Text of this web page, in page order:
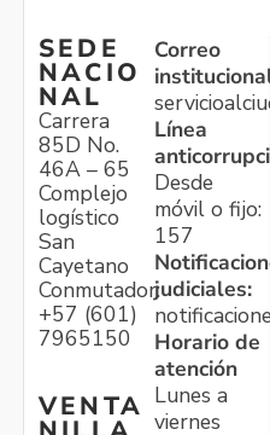
SEDE
NACIO
NAL
Carrera
85D No.
46A – 65
Complejo
logístico
San
Cayetano
Conmutador:
+57 (601)
7965150
VENTA
Correo
Línea
Desde
móvil o fijo:
157
judiciales:
Horario de
atención
Lunes a
viernes